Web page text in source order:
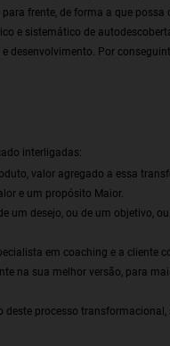
frente, de forma a que
e sistemático de
desenvolvimento. Por
interligadas:
valor agregado a essa
e um propósito Maior.
um desejo, ou de um objetivo,
em coaching e a cliente
na sua melhor versão, para
processo